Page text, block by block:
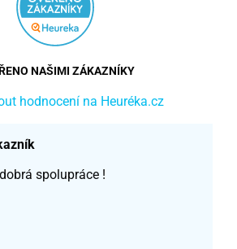
NAŠIMI ZÁKAZNÍKY
hodnocení na Heuréka.cz
spolupráce !